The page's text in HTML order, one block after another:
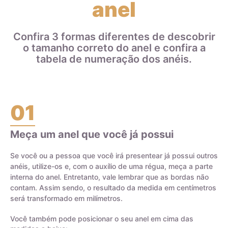
paládio. Isso significa que uma aliança de ouro 18k que pesa
metais que compõem a liga.
Ao escolher joias de ouro, é importante entender a diferença
entre o ouro puro e a liga de ouro, bem como o teor do ouro
Certificado de Qualidade AMAGOLD
anel
Confira 3 formas diferentes de descobrir
o tamanho correto do anel e confira a
tabela de numeração dos anéis.
01
Meça um anel que você já possui
Se você ou a pessoa que você irá presentear já possui outros
anéis, utilize-os e, com o auxílio de uma régua, meça a parte
interna do anel. Entretanto, vale lembrar que as bordas não
contam. Assim sendo, o resultado da medida em centímetros
será transformado em milímetros.
Você também pode posicionar o seu anel em cima das